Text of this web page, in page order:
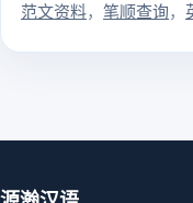
范文资料 笔顺查询